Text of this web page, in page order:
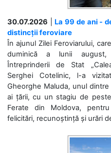
30.07.2026
La 99 de ani -
distincții feroviare
În ajunul Zilei Feroviarului,
duminică a lunii
Întreprinderii de Stat
Serghei Cotelinic, l-a
Gheorghe Maluda, unul
ai țării, cu un stagiu de
Ferate din Moldova,
felicitări, recunoștință și urări